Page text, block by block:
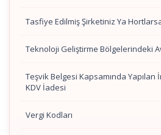
Tasfiye Edilmiş Şirketiniz Ya
Teknoloji Geliştirme Bölgelerindeki
Teşvik Belgesi Kapsamında Yapılan
KDV İadesi
Vergi Kodları